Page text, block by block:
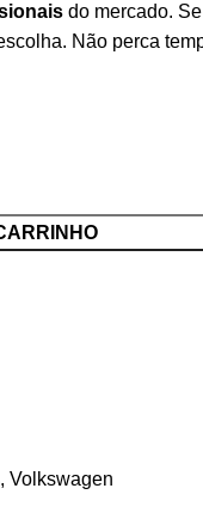
do mercado.
Não perca
, Volkswagen